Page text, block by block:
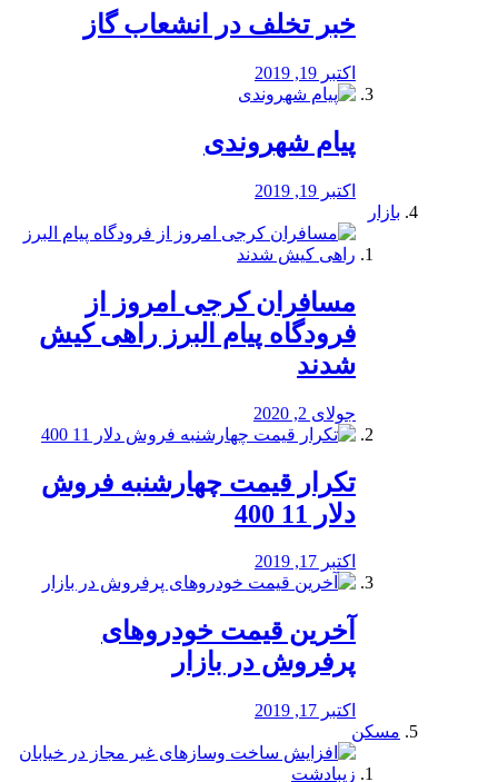
خبر تخلف در انشعاب گاز
اکتبر 19, 2019
پیام شهروندی
اکتبر 19, 2019
بازار
مسافران کرجی امروز از
فرودگاه پیام البرز راهی کیش
شدند
جولای 2, 2020
تکرار قیمت چهارشنبه فروش
دلار 11 400
اکتبر 17, 2019
آخرین قیمت خودرو‌های
پرفروش در بازار
اکتبر 17, 2019
مسکن